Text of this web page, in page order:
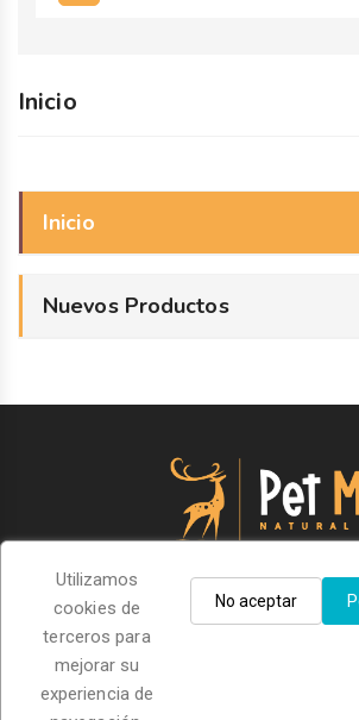
Inicio
Inicio
Nuevos Productos
Información
Información De La Tienda
Sigue Nuestro
Utilizamos
cookies de
terceros para
mejorar su
experiencia de
No aceptar